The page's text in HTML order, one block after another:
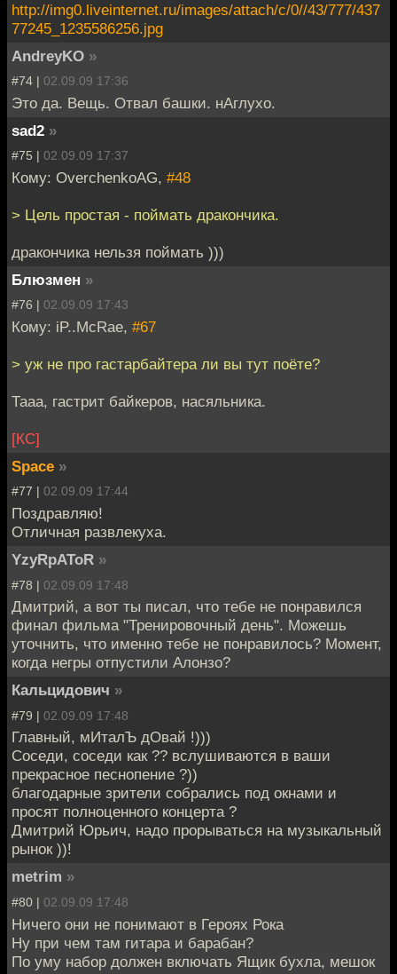
http://img0.liveinternet.ru/images/attach/c/0//43/777/437
77245_1235586256.jpg
AndreyKO »
#74 | 02.09.09 17:36
Это да. Вещь. Отвал башки. нАглухо.
sad2 »
#75 | 02.09.09 17:37
Кому: OverchenkoAG, #48
> Цель простая - поймать дракончика.
дракончика нельзя поймать )))
Блюзмен »
#76 | 02.09.09 17:43
Кому: iP..McRae, #67
> уж не про гастарбайтера ли вы тут поёте?
Тааа, гастрит байкеров, насяльника.
[КС]
Space »
#77 | 02.09.09 17:44
Поздравляю!
Отличная развлекуха.
YzyRpAToR »
#78 | 02.09.09 17:48
Дмитрий, а вот ты писал, что тебе не понравился
финал фильма "Тренировочный день". Можешь
уточнить, что именно тебе не понравилось? Момент,
когда негры отпустили Алонзо?
Кальцидович »
#79 | 02.09.09 17:48
Главный, мИталЪ дОвай !)))
Соседи, соседи как ?? вслушиваются в ваши
прекрасное песнопение ?))
благодарные зрители собрались под окнами и
просят полноценного концерта ?
Дмитрий Юрьич, надо прорываться на музыкальный
рынок ))!
metrim »
#80 | 02.09.09 17:48
Ничего они не понимают в Героях Рока
Ну при чем там гитара и барабан?
По уму набор должен включать Ящик бухла, мешок